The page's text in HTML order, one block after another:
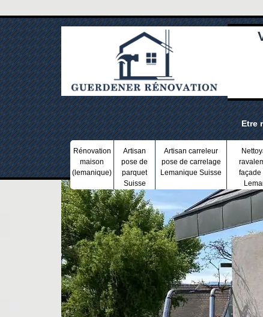
Etre
Rénovation
maison
(lemanique)
Artisan
pose de
parquet
Suisse
Artisan carreleur
pose de carrelage
Lemanique Suisse
façade